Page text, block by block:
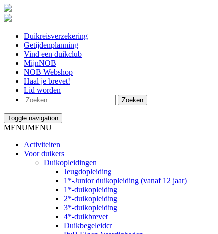
Duikreisverzekering
Getijdenplanning
Vind een duikclub
MijnNOB
NOB Webshop
Haal je brevet!
Lid worden
Toggle navigation
MENUMENU
Activiteiten
Voor duikers
Duikopleidingen
Jeugdopleiding
1*-Junior duikopleiding (vanaf 12 jaar)
1*-duikopleiding
2*-duikopleiding
3*-duikopleiding
4*-duikbrevet
Duikbegeleider